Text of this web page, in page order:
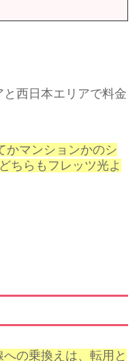
西日本エリアで料金
かマンションかのシ
ちらもフレッツ光よ
の乗換えは、転用と